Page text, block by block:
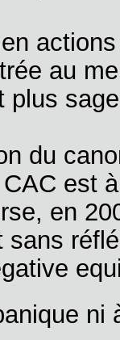
au
plus
du
est
en
sans
ni